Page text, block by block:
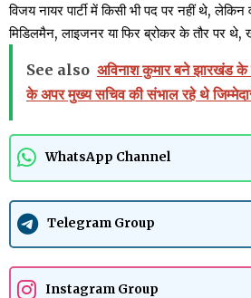
विजय नायर पार्टी में किसी भी पद पर नहीं थे,
मिडिलमैन, लाइजनर या फिर ब्रोकर के तौर पर
See also अविनाश कुमार बने झारखंड
के अपर मुख्य सचिव की संभाल रहे थे
WhatsApp Channel
Telegram Group
Instagram Group